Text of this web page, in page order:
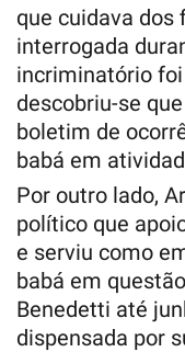
que cuidava dos
interrogada
incriminatório
descobriu-se
boletim de
babá em
Por outro lado,
político que
e serviu como
babá em
Benedetti até
dispensada por